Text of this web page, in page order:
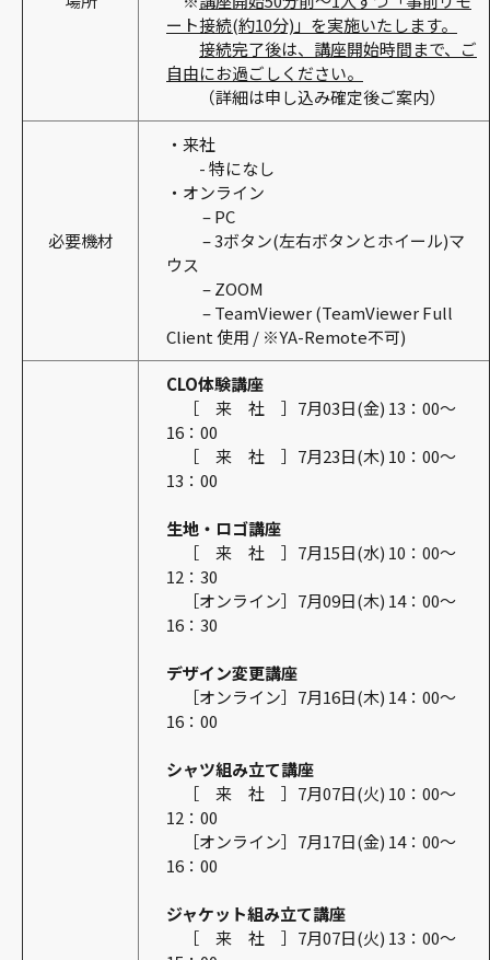
ート接続(約10分)」を実施いたします。
接続完了後は、講座開始時間まで、ご
自由にお過ごしください。
（詳細は申し込み確定後ご案内）
必要機材
・来社
- 特になし
・オンライン
– PC
– 3ボタン(左右ボタンとホイール)マ
ウス
– ZOOM
– TeamViewer (TeamViewer Full
Client 使用 / ※YA-Remote不可)
CLO体験講座
［ 来 社 ］7月03日(金) 13：00～
16：00
［ 来 社 ］7月23日(木) 10：00～
13：00
生地・ロゴ講座
［ 来 社 ］7月15日(水) 10：00～
12：30
［オンライン］7月09日(木) 14：00～
16：30
デザイン変更講座
［オンライン］7月16日(木) 14：00～
16：00
シャツ組み立て講座
［ 来 社 ］7月07日(火) 10：00～
12：00
［オンライン］7月17日(金) 14：00～
16：00
ジャケット組み立て講座
［ 来 社 ］7月07日(火) 13：00～